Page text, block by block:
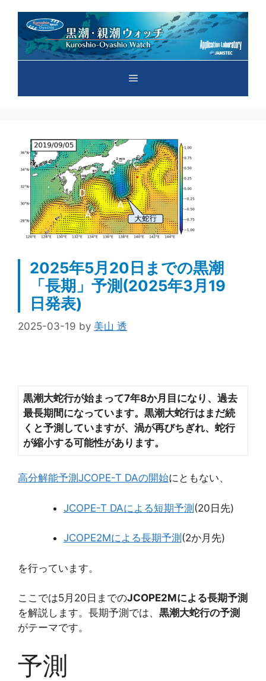
メ
ュ
ー
2025年5月20日までの黒潮
「長期」予測(2025年3月19
日発表)
2025-03-19 by 美山 透
黒潮大蛇行が始まって7年8か月目になり 、過去
最長期間になっています。黒潮大蛇行はまだ続
くと予測していますが、渦が再びちぎれ、蛇行
が縮小する可能性があります。
高分解能予測JCOPE-T DAの開始にともない、
JCOPE-T DAによる短期予測(20日先)
JCOPE2Mによる長期予測 (2か月先)
を行っています。
ここでは5月20日までのJCOPE2Mによる長期予測
を解説します。長期予測では、 黒潮大蛇行の予測
がテーマです。
予測